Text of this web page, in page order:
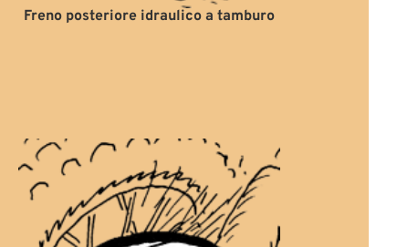
Freno posteriore idraulico a tamburo